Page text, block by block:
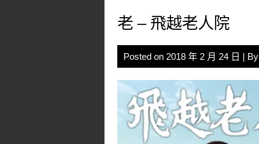
老 – 飛越老人院
Posted on 2018 年 2 月 24 日 | By